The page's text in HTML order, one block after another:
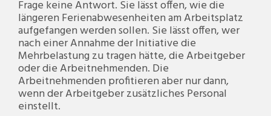
Frage keine Antwort. Sie lässt offen, wie die
längeren Ferienabwesenheiten am Arbeitsplatz
aufgefangen werden sollen. Sie lässt offen, wer
nach einer Annahme der Initiative die
Mehrbelastung zu tragen hätte, die Arbeitgeber
oder die Arbeitnehmenden. Die
Arbeitnehmenden profitieren aber nur dann,
wenn der Arbeitgeber zusätzliches Personal
einstellt.